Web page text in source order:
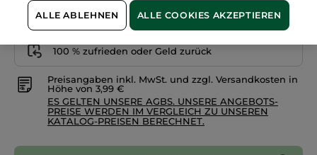
Lieferung zwischen dem 13/08 und dem 14/08
Zahlung perRechnung mit Klarnau.a.
100 % zufrieden oder Geld zurück
Preisangaben inkl. MwSt. und zzgl. Versandkosten in
Höhe von 3,99 €
ES GELTEN UNSERE AGBS. UNSERE ANGEBOTS-
PREISE WERDEN IM VERGLEICH ZU UNSEREN
KATALOG-PREISEN BERECHNET.
ALLE ABLEHNEN ALLE COOKIES AKZEPTIEREN